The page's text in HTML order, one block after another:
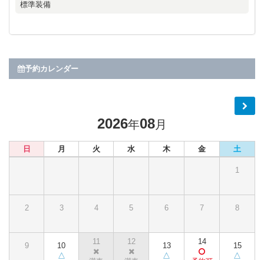
標準装備
予約カレンダー
2026年08月
日 月 火 水 木 金 土
1
2 3 4 5 6 7 8
9 10 11 12 13 14 15